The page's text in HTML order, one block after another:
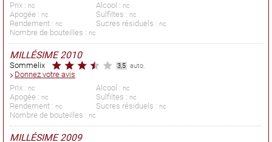
Prix : nc
Apogée : nc
Rendement : nc
Nombre de bouteilles : nc
Alcool : nc
Sulfiltes : nc
Sucres résiduels : nc
MILLÉSIME 2010
Sommelix 3,5 auto.
Donnez votre avis
Prix : nc
Apogée : nc
Rendement : nc
Nombre de bouteilles : nc
Alcool : nc
Sulfiltes : nc
Sucres résiduels : nc
MILLÉSIME 2009